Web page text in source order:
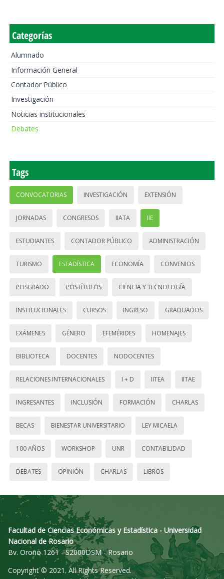
Categorías
Alumnado
Información General
Contador Público
Investigación
Noticias institucionales
Debates
Tags
CONVOCATORIAS INVESTIGACIÓN EXTENSIÓN
JORNADAS CONGRESOS IIATA IIE
ESTUDIANTES CONTADOR PÚBLICO ADMINISTRACIÓN
TURISMO ESTADÍSTICA ECONOMÍA CONVENIOS
POSGRADO POSTÍTULOS CIENCIA Y TECNOLOGÍA
INSTITUCIONALES CURSOS INGRESO GRADUADOS
EXÁMENES GÉNERO EFEMÉRIDES HOMENAJES
BIBLIOTECA DOCENTES NODOCENTES
RELACIONES INTERNACIONALES I + D IITEA IITAE
INGRESANTES INCLUSIÓN FORMACIÓN CHARLAS
BECAS BIENESTAR UNIVERSITARIO LEY MICAELA
100 AÑOS WORKSHOP UNR CONTABILIDAD
DEBATES OPINIÓN CHARLAS LIBROS
Facultad de Ciencias Económicas y Estadística - Universidad
Nacional de Rosario
Bv. Oroño 1261 - S2000DSM - Rosario
Copyright © 2021. All Rights Reserved.